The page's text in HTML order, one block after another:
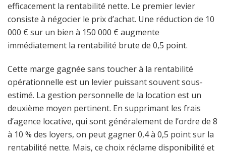
efficacement la rentabilité nette. Le premier levier
consiste à négocier le prix d’achat. Une réduction de 10
000 € sur un bien à 150 000 € augmente
immédiatement la rentabilité brute de 0,5 point.
Cette marge gagnée sans toucher à la rentabilité
opérationnelle est un levier puissant souvent sous-
estimé. La gestion personnelle de la location est un
deuxième moyen pertinent. En supprimant les frais
d’agence locative, qui sont généralement de l’ordre de 8
à 10 % des loyers, on peut gagner 0,4 à 0,5 point sur la
rentabilité nette. Mais, ce choix réclame disponibilité et